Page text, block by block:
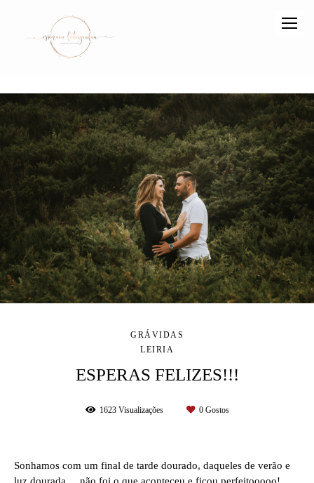
GRÁVIDAS
LEIRIA
ESPERAS FELIZES!!!
1623Visualizações 0Gostos
Sonhamos com um final de tarde dourado, daqueles de verão e
luz dourada.... não foi o que aconteceu e ficou perfeitooooo!